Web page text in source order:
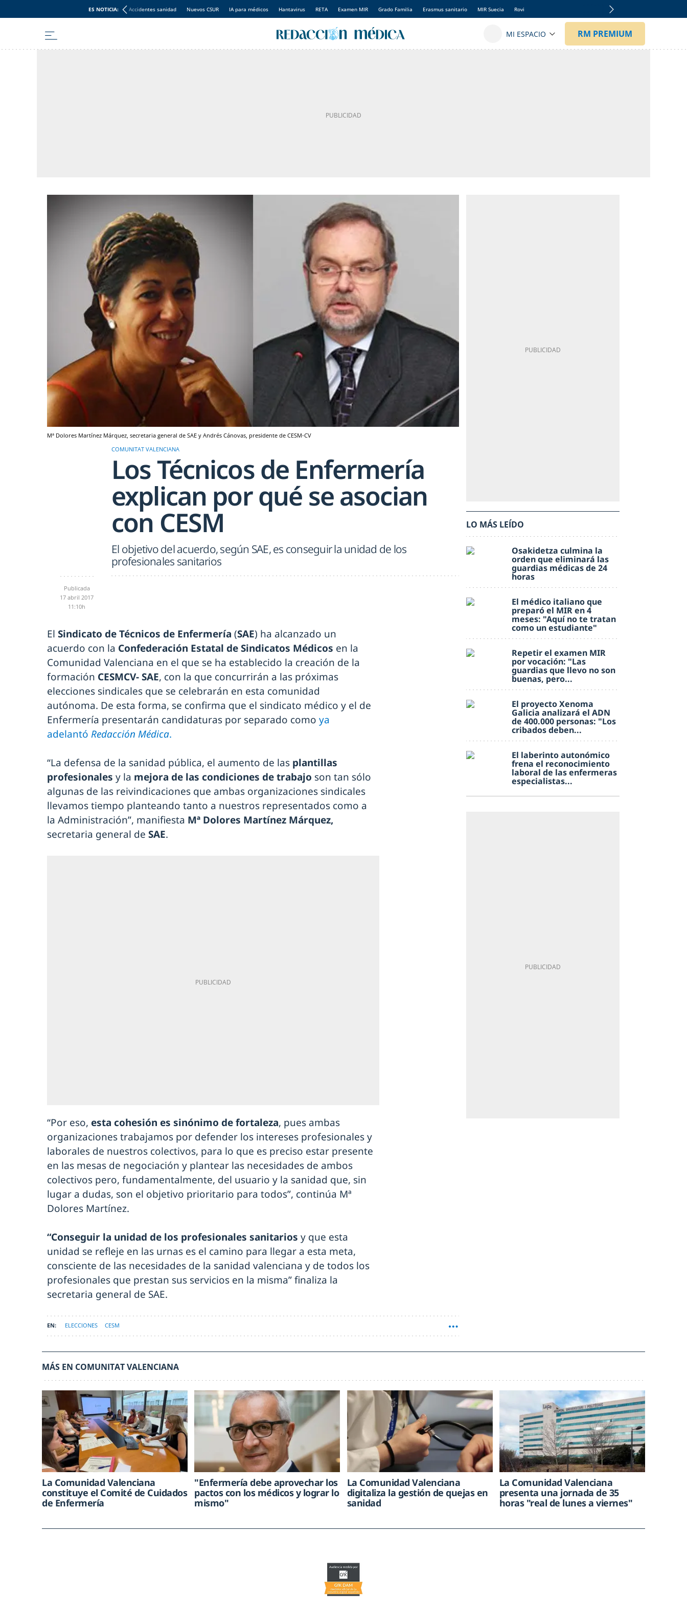
ES NOTICIA: Accidentes sanidad Nuevos CSUR IA para médicos Hantavirus RETA Examen MIR Grado Familia Erasmus sanitario MIR Suecia Rovi
Mª Dolores Martínez Márquez, secretaria general de SAE y Andrés Cánovas, presidente de CESM-CV
COMUNITAT VALENCIANA
Los Técnicos de Enfermería
explican por qué se asocian
con CESM
El objetivo del acuerdo, según SAE, es conseguir la unidad de los
profesionales sanitarios
Publicada
17 abril 2017
11:10h
El Sindicato de Técnicos de Enfermería (SAE) ha alcanzado un
acuerdo con la Confederación Estatal de Sindicatos Médicos en la
Comunidad Valenciana en el que se ha establecido la creación de la
formación CESMCV- SAE, con la que concurrirán a las próximas
elecciones sindicales que se celebrarán en esta comunidad
autónoma. De esta forma, se confirma que el sindicato médico y el de
Enfermería presentarán candidaturas por separado como ya
adelantó Redacción Médica.
“La defensa de la sanidad pública, el aumento de las plantillas
profesionales y la mejora de las condiciones de trabajo son tan sólo
algunas de las reivindicaciones que ambas organizaciones sindicales
llevamos tiempo planteando tanto a nuestros representados como a
la Administración”, manifiesta Mª Dolores Martínez Márquez,
secretaria general de SAE.
“Por eso, esta cohesión es sinónimo de fortaleza, pues ambas
organizaciones trabajamos por defender los intereses profesionales y
laborales de nuestros colectivos, para lo que es preciso estar presente
en las mesas de negociación y plantear las necesidades de ambos
colectivos pero, fundamentalmente, del usuario y la sanidad que, sin
lugar a dudas, son el objetivo prioritario para todos”, continúa Mª
Dolores Martínez.
“Conseguir la unidad de los profesionales sanitarios y que esta
unidad se refleje en las urnas es el camino para llegar a esta meta,
consciente de las necesidades de la sanidad valenciana y de todos los
profesionales que prestan sus servicios en la misma” finaliza la
secretaria general de SAE.
ELECCIONES CESM
LO MÁS LEÍDO
Osakidetza culmina la
orden que eliminará las
guardias médicas de 24
horas
El médico italiano que
preparó el MIR en 4
meses: "Aquí no te tratan
como un estudiante"
Repetir el examen MIR
por vocación: "Las
guardias que llevo no son
buenas, pero...
El proyecto Xenoma
Galicia analizará el ADN
de 400.000 personas: "Los
cribados deben...
El laberinto autonómico
frena el reconocimiento
laboral de las enfermeras
especialistas...
MÁS EN COMUNITAT VALENCIANA
La Comunidad Valenciana
constituye el Comité de Cuidados
de Enfermería
"Enfermería debe aprovechar los
pactos con los médicos y lograr lo
mismo"
La Comunidad Valenciana
digitaliza la gestión de quejas en
sanidad
La Comunidad Valenciana
presenta una jornada de 35
horas "real de lunes a viernes"